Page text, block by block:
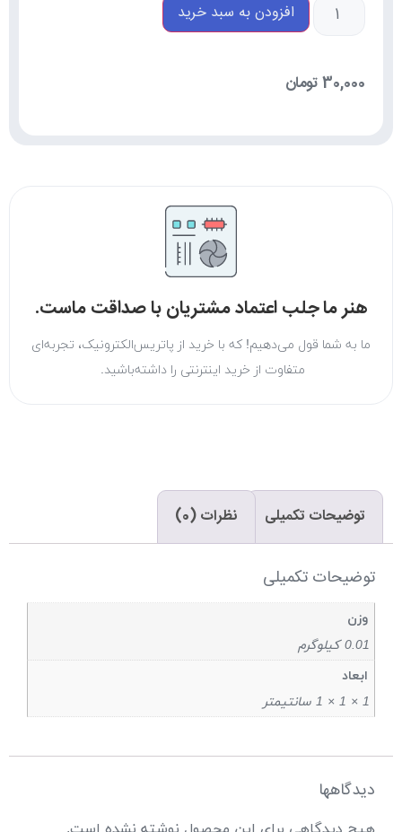
افزودن به سبد خرید
30,000تومان
هنر ما جلب اعتماد مشتریان با صداقت ماست.
ما به شما قول می‌دهیم! که با خرید از پاتریس‌الکترونیک، تجربه‌ای
متفاوت از خرید اینترنتی را داشته‌باشید.
توضیحات تکمیلی نظرات (0)
توضیحات تکمیلی
وزن
0.01 کیلوگرم
ابعاد
1 × 1 × 1 سانتیمتر
دیدگاهها